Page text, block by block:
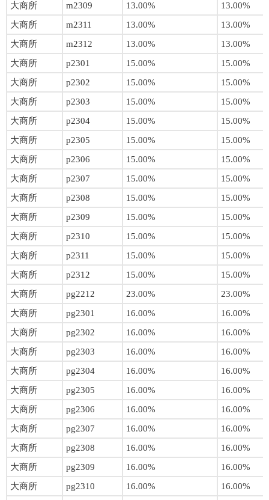
大商所
m2309 13.00%
13.00%
大商所
m2311 13.00%
13.00%
大商所
m2312 13.00%
13.00%
大商所
p2301 15.00%
15.00%
大商所
p2302 15.00%
15.00%
大商所
p2303 15.00%
15.00%
大商所
p2304 15.00%
15.00%
大商所
p2305 15.00%
15.00%
大商所
p2306 15.00%
15.00%
大商所
p2307 15.00%
15.00%
大商所
p2308 15.00%
15.00%
大商所
p2309 15.00%
15.00%
大商所
p2310 15.00%
15.00%
大商所
p2311 15.00%
15.00%
大商所
p2312 15.00%
15.00%
大商所
pg2212 23.00%
23.00%
大商所
pg2301 16.00%
16.00%
大商所
pg2302 16.00%
16.00%
大商所
pg2303 16.00%
16.00%
大商所
pg2304 16.00%
16.00%
大商所
pg2305 16.00%
16.00%
大商所
pg2306 16.00%
16.00%
大商所
pg2307 16.00%
16.00%
大商所
pg2308 16.00%
16.00%
大商所
pg2309 16.00%
16.00%
大商所
pg2310 16.00%
16.00%